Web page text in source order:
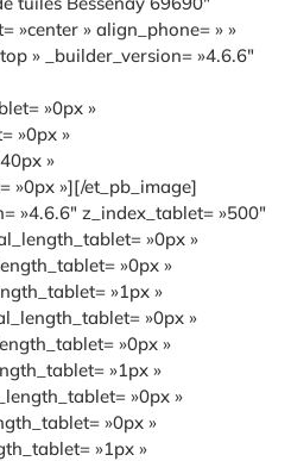
»center » align_phone= » »
» _builder_version= »4.6.6″
»0px »
»0px »
»
»0px »][/et_pb_image]
»4.6.6″ z_index_tablet= »500″
»0px »
»0px »
»1px »
»0px »
»0px »
»1px »
»0px »
»0px »
»1px »